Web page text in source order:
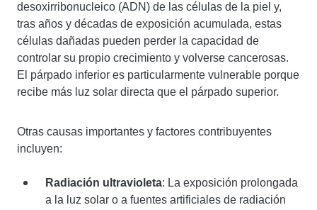
desoxirribonucleico (ADN) de las células de la piel y,
tras años y décadas de exposición acumulada, estas
células dañadas pueden perder la capacidad de
controlar su propio crecimiento y volverse cancerosas.
El párpado inferior es particularmente vulnerable porque
recibe más luz solar directa que el párpado superior.
Otras causas importantes y factores contribuyentes
incluyen:
Radiación ultravioleta: La exposición prolongada
a la luz solar o a fuentes artificiales de radiación